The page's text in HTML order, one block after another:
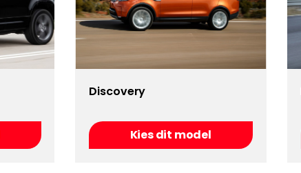
Discovery
Kies dit model